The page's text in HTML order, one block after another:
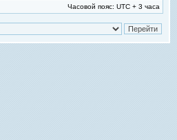
Часовой пояс: UTC + 3 часа